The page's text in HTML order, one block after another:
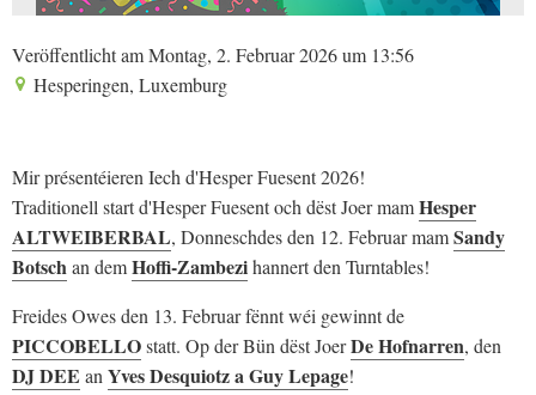
Veröffentlicht am Montag, 2. Februar 2026 um 13:56
Hesperingen, Luxemburg
Mir présentéieren Iech d'Hesper Fuesent 2026!
Traditionell start d'Hesper Fuesent och dëst Joer mamHesper
ALTWEIBERBAL, Donneschdes den 12. Februar mamSandy
Botschan demHoffi-Zambezihannert den Turntables!
Freides Owes den 13. Februar fënnt wéi gewinnt de
PICCOBELLOstatt. Op der Bün dëst JoerDe Hofnarren, den
DJ DEE an Yves Desquiotz a Guy Lepage!